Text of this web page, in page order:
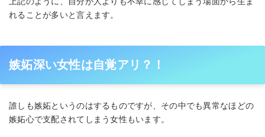
れることが多いと言えます。
嫉妬深い女性は自覚アリ？！
誰しも嫉妬というのはするものですが、その中でも異常なほどの
嫉妬心で支配されてしまう女性もいます。